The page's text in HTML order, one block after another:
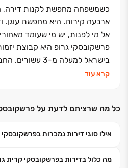
כשמשפחה מחפשת לקנות דירה,
ארבעה קירות. היא מחפשת עוגן.
אל מי לפנות, יש מי שעומד
פרשקובסקי גרופ היא קבוצת
בישראל למעלה מ-
ואריה פרשקובסקי, כאשר כיום
איכותית, מוקפדת ואחראית.
אומר שאנחנו יודעים לתכנן,
ותחושת
קרא עוד
כל מה שרציתם לדעת על
אילו סוגי דירות נמכרות
מה כלול בדירות בפרשקובסקי קרית